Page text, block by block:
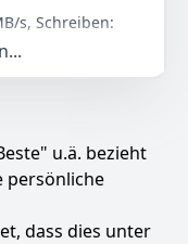
s, Schreiben:
8,2 g
u.ä. bezieht
persönliche
dass dies unter